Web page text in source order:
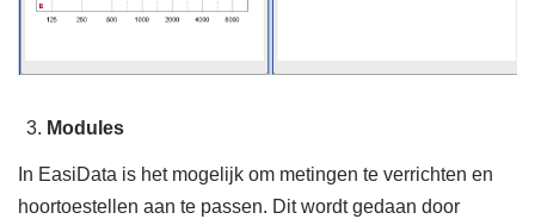
Modules
In EasiData is het mogelijk om metingen te verrichten en
hoortoestellen aan te passen. Dit wordt gedaan door